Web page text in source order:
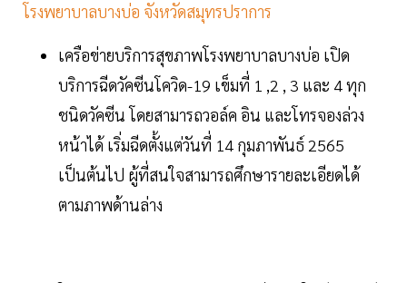
โรงพยาบาลบางบ่อ จังหวัดสมุทรปราการ
เครือข่ายบริการสุขภาพโรงพยาบาลบางบ่อ เปิด
บริการฉีดวัคซีนโควิด-19 เข็มที่ 1 ,2 , 3 และ 4 ทุก
ชนิดวัคซีน โดยสามารถวอล์ค อิน และโทรจองล่วง
หน้าได้ เริ่มฉีดตั้งแต่วันที่ 14 กุมภาพันธ์ 2565
เป็นต้นไป ผู้ที่สนใจสามารถศึกษารายละเอียดได้
ตามภาพด้านล่าง